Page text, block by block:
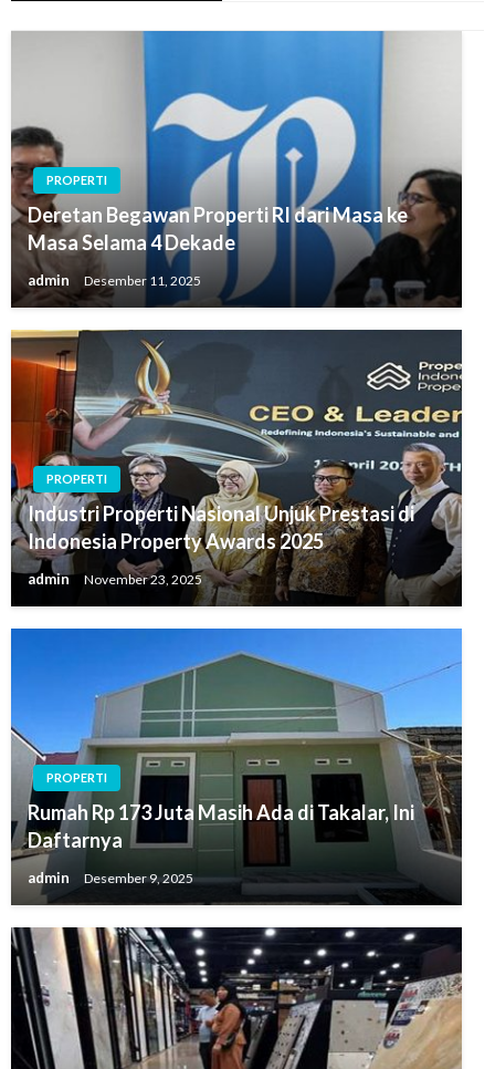
PROPERTI
Deretan Begawan Properti RI dari Masa ke
Masa Selama 4 Dekade
admin Desember 11, 2025
PROPERTI
Industri Properti Nasional Unjuk Prestasi di
Indonesia Property Awards 2025
admin November 23, 2025
PROPERTI
Rumah Rp 173 Juta Masih Ada di Takalar, Ini
Daftarnya
admin Desember 9, 2025